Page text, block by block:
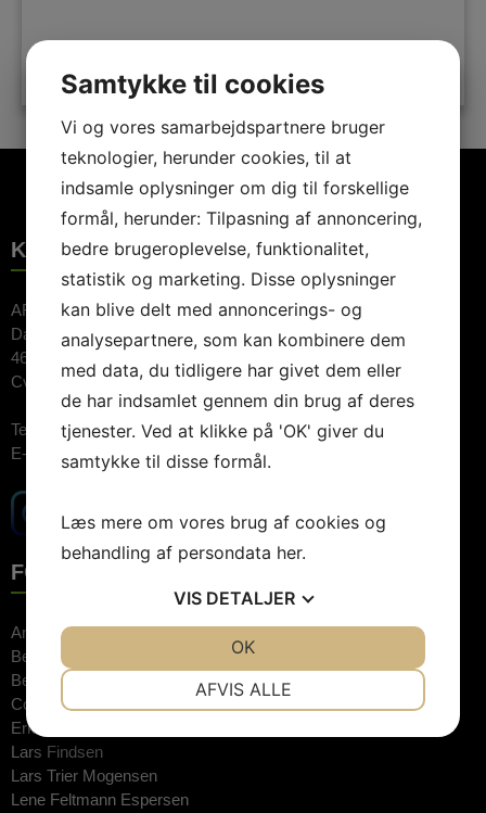
KONTAKTINFORMATION
ARTE Booking ApS
Dalvej 11
4690 Haslev
Cvr.nr: 26744520
Telefon:3848 1400 (09.00-15.00)
E-mail:booking@artebooking.dk
FOREDRAGSHOLDERE
Anne Hjernøe
Bente Klarlund
Bertel Haarder
Connie Hedegaard
Erkan Özden
Lars Findsen
Lars Trier Mogensen
Lene Feltmann Espersen
Samtykke til cookies
Vi og vores samarbejdspartnere bruger
teknologier, herunder cookies, til at
indsamle oplysninger om dig til forskellige
formål, herunder: Tilpasning af annoncering,
bedre brugeroplevelse, funktionalitet,
statistik og marketing. Disse oplysninger
kan blive delt med annoncerings- og
analysepartnere, som kan kombinere dem
med data, du tidligere har givet dem eller
de har indsamlet gennem din brug af deres
tjenester. Ved at klikke på 'OK' giver du
samtykke til disse formål.
Læs mere om vores brug af cookies og
behandling af persondata her.
VIS DETALJER
AFVIS ALLE
OK